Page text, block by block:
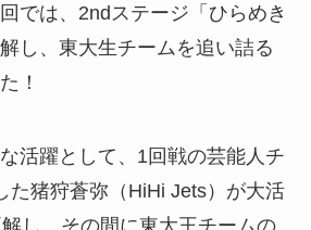
では、2ndステージ「ひらめき
し、東大生チームを追い詰る
！
活躍として、1回戦の芸能人チ
た猪狩蒼弥（HiHi Jets）が大活
し、その間に東大王チームの